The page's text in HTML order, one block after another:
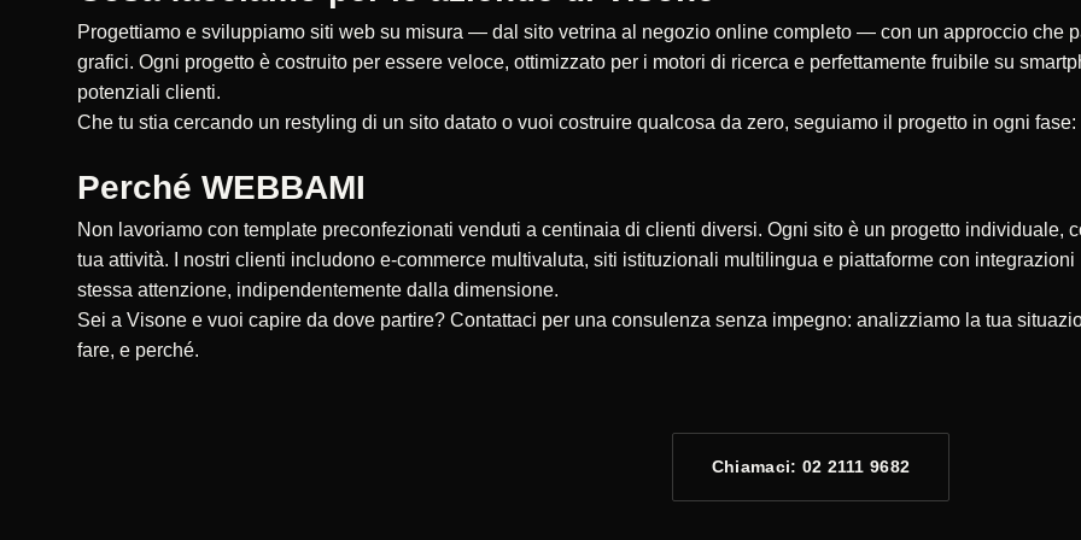
Progettiamo e sviluppiamo siti web su misura — dal sito vetrina al negozio online completo — con un approccio che
grafici. Ogni progetto è costruito per essere veloce, ottimizzato per i motori di ricerca e perfettamente fruibile su
potenziali clienti.
Che tu stia cercando un restyling di un sito datato o vuoi costruire qualcosa da zero, seguiamo il progetto in ogni
Perché WEBBAMI
Non lavoriamo con template preconfezionati venduti a centinaia di clienti diversi. Ogni sito è un progetto
tua attività. I nostri clienti includono e-commerce multivaluta, siti istituzionali multilingua e piattaforme con
stessa attenzione, indipendentemente dalla dimensione.
Sei a Visone e vuoi capire da dove partire? Contattaci per una consulenza senza impegno: analizziamo la tua
fare, e perché.
Chiamaci: 02 2111 9682